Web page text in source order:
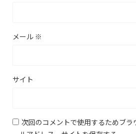
メール ※
サイト
次回のコメントで使用するためブラ